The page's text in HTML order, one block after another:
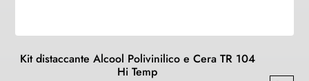
Kit distaccante Alcool Polivinilico e Cera TR 104
Hi Temp